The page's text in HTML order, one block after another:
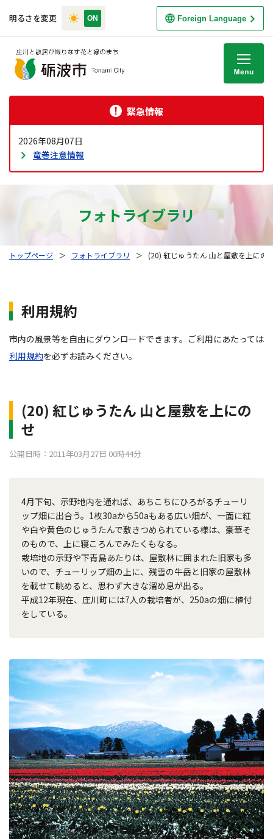
明るさを変更 Foreign Language
緊急情報
2026年08月07日
竜巻注意情報
フォトライブラリ
トップページ ＞ フォトライブラリ ＞ (20) 紅じゅうたん 山と屋敷を上にの
利用規約
市内の風景等を自由にダウンロードできます。ご利用にあたっては
利用規約を必ずお読みください。
(20) 紅じゅうたん 山と屋敷を上にの
せ
公開日時：2011年03月27日 00時44分
4月下旬、示野地内を通れば、あちこちにひろがるチューリ
ップ畑に出合う。1枚30aから50aもある広い畑が、一面に紅
や白や黄色のじゅうたんで敷きつめられている様は、豪華そ
のもので、上に寝ころんでみたくもなる。
栽培地の示野や下青島あたりは、屋敷林に囲まれた旧家も多
いので、チューリップ畑の上に、残雪の牛岳と旧家の屋敷林
を載せて眺めると、思わず大きな溜め息が出る。
平成12年現在、庄川町には7人の栽培者が、250aの畑に植付
をしている。